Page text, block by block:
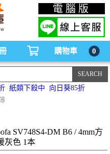
保碳粉匣,連續供墨印表機-office24列印
手機版
電腦版
購物車 0
紙類下殺中
向日葵85折
SV748S4-DM B6 / 4mm方
灰色 1本